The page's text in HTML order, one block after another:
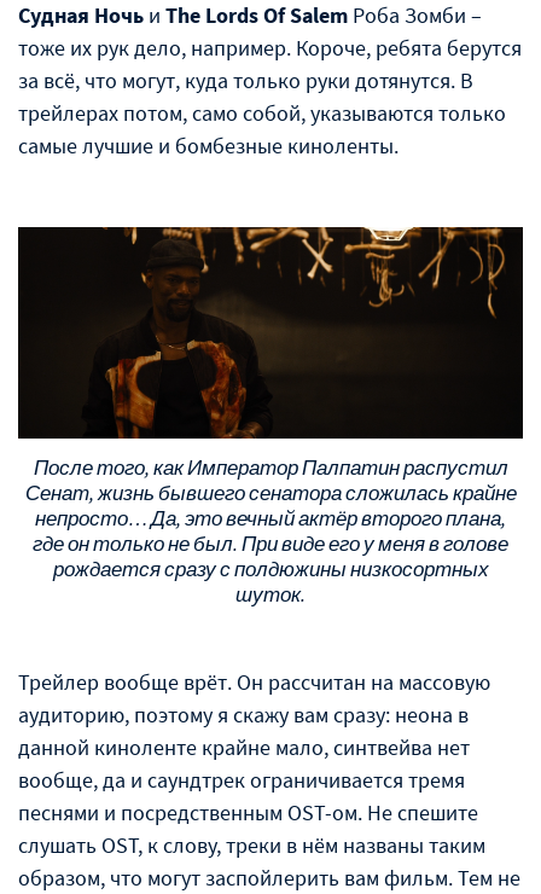
Судная Ночь и The Lords Of Salem Роба Зомби –
тоже их рук дело, например. Короче, ребята берутся
за всё, что могут, куда только руки дотянутся. В
трейлерах потом, само собой, указываются только
самые лучшие и бомбезные киноленты.
После того, как Император Палпатин распустил
Сенат, жизнь бывшего сенатора сложилась крайне
непросто… Да, это вечный актёр второго плана,
где он только не был. При виде его у меня в голове
рождается сразу с полдюжины низкосортных
шуток.
Трейлер вообще врёт. Он рассчитан на массовую
аудиторию, поэтому я скажу вам сразу: неона в
данной киноленте крайне мало, синтвейва нет
вообще, да и саундтрек ограничивается тремя
песнями и посредственным OST-ом. Не спешите
слушать OST, к слову, треки в нём названы таким
образом, что могут заспойлерить вам фильм. Тем не